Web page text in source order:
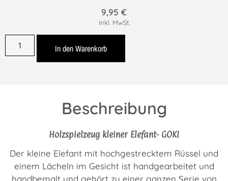
9,95 €
inkl. MwSt.
In den Warenkorb
Beschreibung
Holzspielzeug kleiner Elefant- GOKI
Der kleine Elefant mit hochgestrecktem Rüssel und
einem Lächeln im Gesicht ist handgearbeitet und
handbemalt und gehört zu einer ganzen Serie von